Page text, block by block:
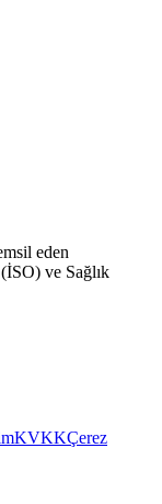
eden
ve Sağlık
KVKKÇerez